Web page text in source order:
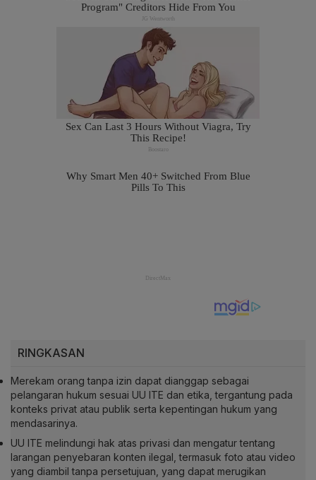
RINGKASAN
Merekam orang tanpa izin dapat dianggap sebagai
pelangaran hukum sesuai UU ITE dan etika, tergantung pada
konteks privat atau publik serta kepentingan hukum yang
mendasarinya.
UU ITE melindungi hak atas privasi dan mengatur tentang
larangan penyebaran konten ilegal, termasuk foto atau video
yang diambil tanpa persetujuan, yang dapat merugikan